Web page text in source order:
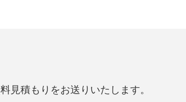
見積もりをお送りいたします。